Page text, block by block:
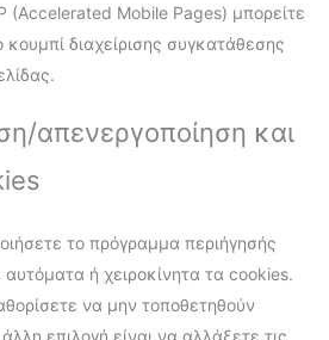
(Accelerated Mobile Pages) μπορείτε
διαχείρισης συγκατάθεσης
απενεργοποίηση και
το πρόγραμμα περιήγησής
ή χειροκίνητα τα cookies.
να μην τοποθετηθούν